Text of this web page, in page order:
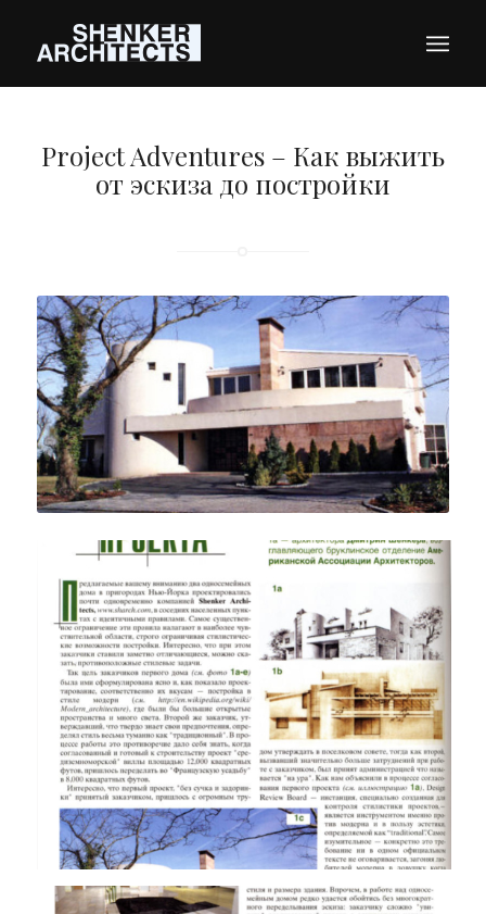
Project Adventures – Как выжить
от эскиза до постройки